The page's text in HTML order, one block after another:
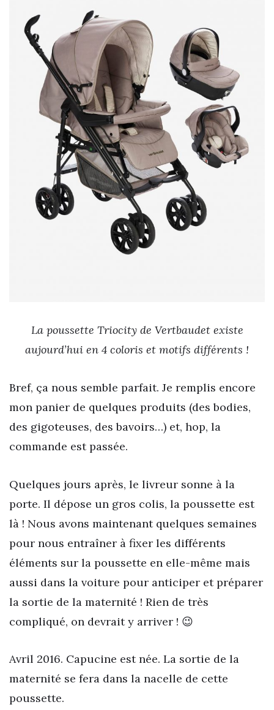
La poussette Triocity de Vertbaudet existe
aujourd’hui en 4 coloris et motifs différents !
Bref, ça nous semble parfait. Je remplis encore
mon panier de quelques produits (des bodies,
des gigoteuses, des bavoirs…) et, hop, la
commande est passée.
Quelques jours après, le livreur sonne à la
porte. Il dépose un gros colis, la poussette est
là ! Nous avons maintenant quelques semaines
pour nous entraîner à fixer les différents
éléments sur la poussette en elle-même mais
aussi dans la voiture pour anticiper et préparer
la sortie de la maternité ! Rien de très
compliqué, on devrait y arriver ! 😉
Avril 2016. Capucine est née. La sortie de la
maternité se fera dans la nacelle de cette
poussette.